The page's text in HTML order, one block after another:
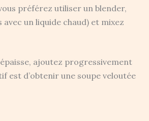
préférez utiliser un blender,
un liquide chaud) et mixez
ajoutez progressivement
est d’obtenir une soupe veloutée